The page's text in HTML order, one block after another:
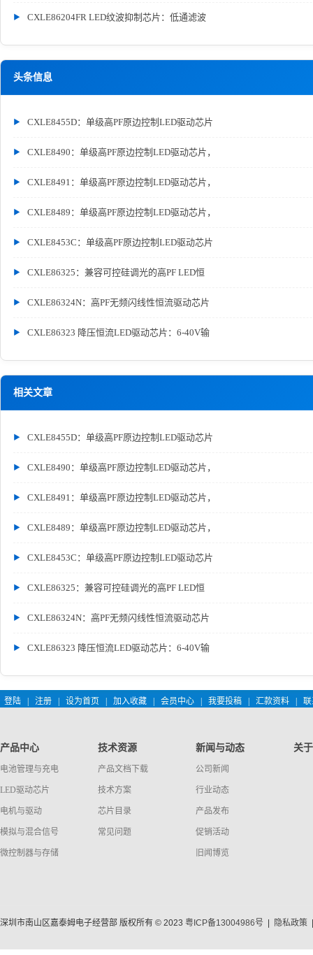
CXLE86204FR LED纹波抑制芯片：低通滤波
头条信息
CXLE8455D：单级高PF原边控制LED驱动芯片
CXLE8490：单级高PF原边控制LED驱动芯片，
CXLE8491：单级高PF原边控制LED驱动芯片，
CXLE8489：单级高PF原边控制LED驱动芯片，
CXLE8453C：单级高PF原边控制LED驱动芯片
CXLE86325：兼容可控硅调光的高PF LED恒
CXLE86324N：高PF无频闪线性恒流驱动芯片
CXLE86323 降压恒流LED驱动芯片：6-40V输
相关文章
CXLE8455D：单级高PF原边控制LED驱动芯片
CXLE8490：单级高PF原边控制LED驱动芯片，
CXLE8491：单级高PF原边控制LED驱动芯片，
CXLE8489：单级高PF原边控制LED驱动芯片，
CXLE8453C：单级高PF原边控制LED驱动芯片
CXLE86325：兼容可控硅调光的高PF LED恒
CXLE86324N：高PF无频闪线性恒流驱动芯片
CXLE86323 降压恒流LED驱动芯片：6-40V输
登陆 | 注册 | 设为首页 | 加入收藏 | 会员中心 | 我要投稿 | 汇款资料 |
产品中心
电池管理与充电
LED驱动芯片
电机与驱动
模拟与混合信号
微控制器与存储
技术资源
产品文档下载
技术方案
芯片目录
常见问题
新闻与动态
公司新闻
行业动态
产品发布
促销活动
旧闻博览
关
深圳市南山区嘉泰姆电子经营部 版权所有 © 2023 粤ICP备13004986号 | 隐私政策